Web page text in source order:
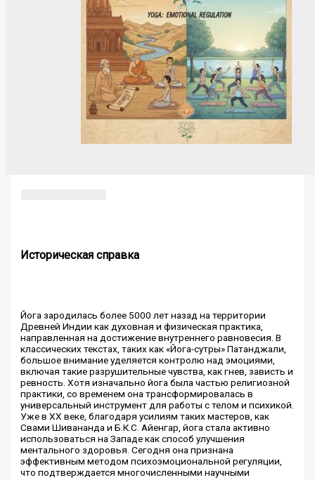
Историческая справка
Йога зародилась более 5000 лет назад на территории
Древней Индии как духовная и физическая практика,
направленная на достижение внутреннего равновесия. В
классических текстах, таких как «Йога-сутры» Патанджали,
большое внимание уделяется контролю над эмоциями,
включая такие разрушительные чувства, как гнев, зависть и
ревность. Хотя изначально йога была частью религиозной
практики, со временем она трансформировалась в
универсальный инструмент для работы с телом и психикой.
Уже в XX веке, благодаря усилиям таких мастеров, как
Свами Шивананда и Б.К.С. Айенгар, йога стала активно
использоваться на Западе как способ улучшения
ментального здоровья. Сегодня она признана
эффективным методом психоэмоциональной регуляции,
что подтверждается многочисленными научными